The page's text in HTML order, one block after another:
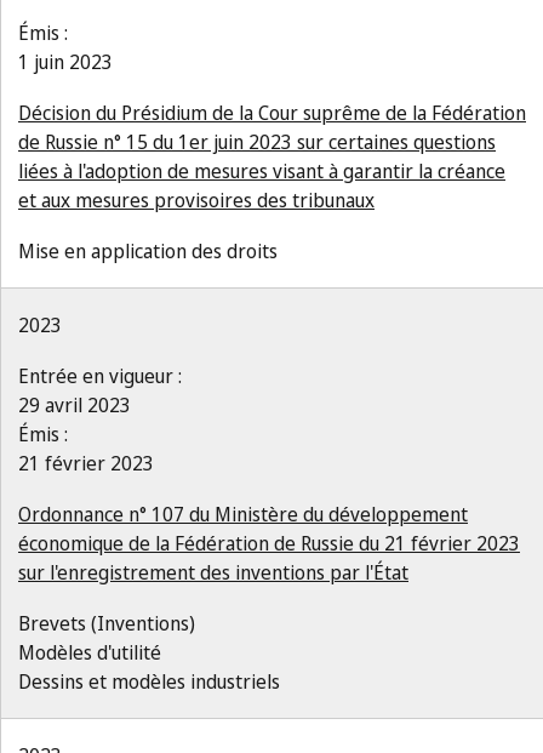
Émis :
1 juin 2023
Décision du Présidium de la Cour suprême de la Fédération
de Russie n° 15 du 1er juin 2023 sur certaines questions
liées à l'adoption de mesures visant à garantir la créance
et aux mesures provisoires des tribunaux
Mise en application des droits
2023
Entrée en vigueur :
29 avril 2023
Émis :
21 février 2023
Ordonnance n° 107 du Ministère du développement
économique de la Fédération de Russie du 21 février 2023
sur l'enregistrement des inventions par l'État
Brevets (Inventions)
Modèles d'utilité
Dessins et modèles industriels